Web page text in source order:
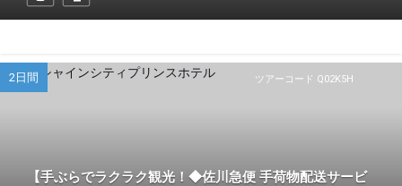
ツアーコード Q02K5H
2日間
【手ぶらでラクラク観光！◆佐川急便 手荷物配送サービ